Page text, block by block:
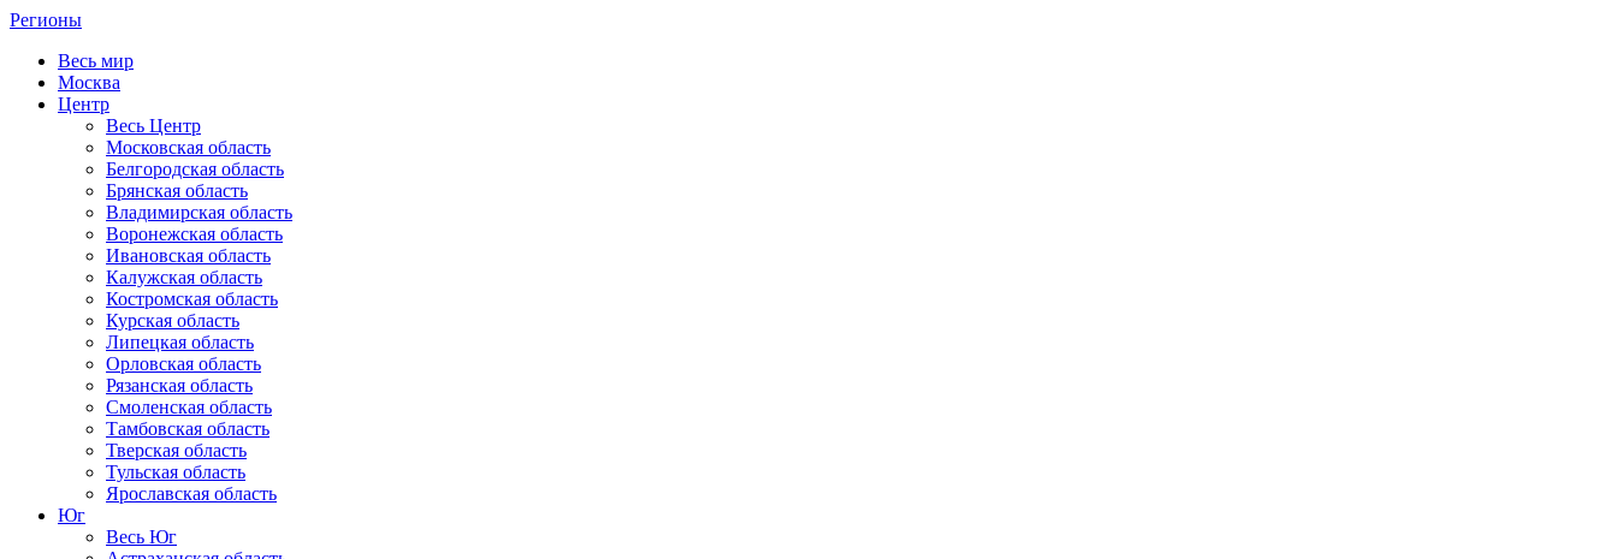
Регионы
Весь мир
Москва
Центр
Весь Центр
Московская область
Белгородская область
Брянская область
Владимирская область
Воронежская область
Ивановская область
Калужская область
Костромская область
Курская область
Липецкая область
Орловская область
Рязанская область
Смоленская область
Тамбовская область
Тверская область
Тульская область
Ярославская область
Юг
Весь Юг